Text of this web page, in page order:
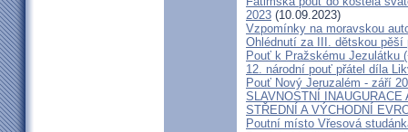
2023 (10.09.2023)
Vzpomínky na moravskou
Ohlédnutí za III. dětskou pěší
Pouť k Pražskému Jezulátku
12. národní pouť přátel díla
Pouť Nový Jeruzalém - září
SLAVNOSTNÍ
STŘEDNÍ A VÝCHODNÍ
Poutní místo Vřesová